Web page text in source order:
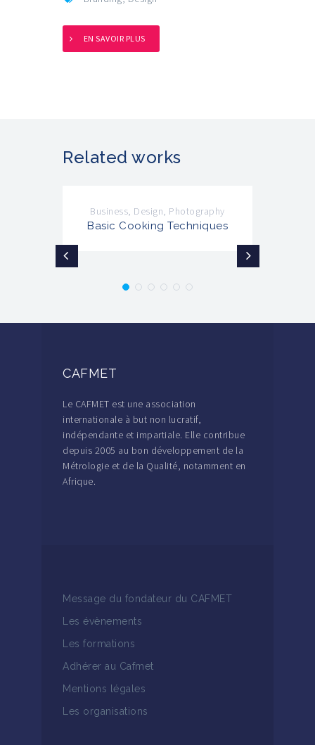
EN SAVOIR PLUS
Related works
Business, Design, Photography
Basic Cooking Techniques
CAFMET
Le CAFMET est une association
internationale à but non lucratif,
indépendante et impartiale. Elle contribue
depuis 2005 au bon développement de la
Métrologie et de la Qualité, notamment en
Afrique.
Message du fondateur du CAFMET
Les évènements
Les formations
Adhérer au Cafmet
Mentions légales
Les organisations